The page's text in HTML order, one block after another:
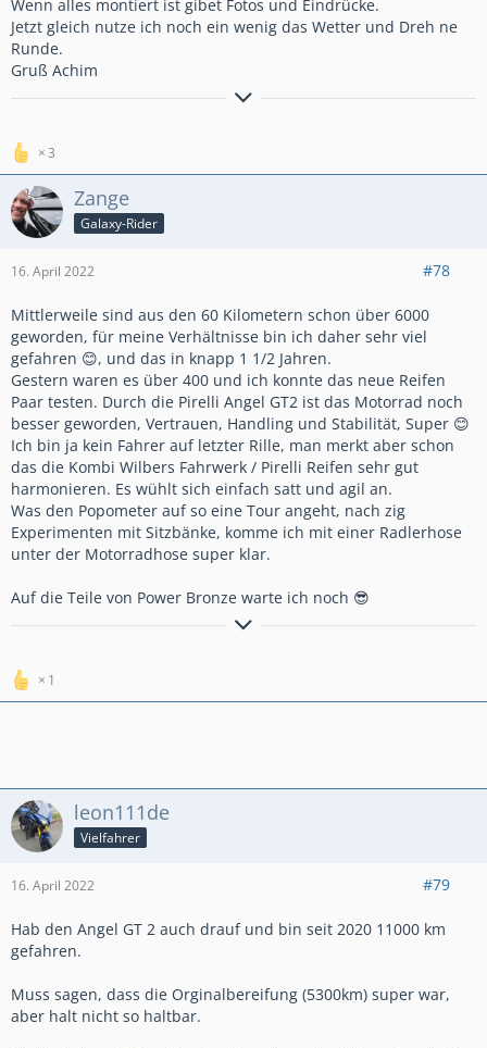
Wenn alles montiert ist gibet Fotos und Eindrücke.
Jetzt gleich nutze ich noch ein wenig das Wetter und Dreh ne
Runde.
Gruß Achim
Einer von uns beiden ist klüger als du
3
Zange
Galaxy-Rider
16. April 2022 #78
Mittlerweile sind aus den 60 Kilometern schon über 6000
geworden, für meine Verhältnisse bin ich daher sehr viel
gefahren 😊, und das in knapp 1 1/2 Jahren.
Gestern waren es über 400 und ich konnte das neue Reifen
Paar testen. Durch die Pirelli Angel GT2 ist das Motorrad noch
besser geworden, Vertrauen, Handling und Stabilität, Super 😊
Ich bin ja kein Fahrer auf letzter Rille, man merkt aber schon
das die Kombi Wilbers Fahrwerk / Pirelli Reifen sehr gut
harmonieren. Es wühlt sich einfach satt und agil an.
Was den Popometer auf so eine Tour angeht, nach zig
Experimenten mit Sitzbänke, komme ich mit einer Radlerhose
unter der Motorradhose super klar.
Auf die Teile von Power Bronze warte ich noch 😎
Einer von uns beiden ist klüger als du
1
leon111de
Vielfahrer
16. April 2022 #79
Hab den Angel GT 2 auch drauf und bin seit 2020 11000 km
gefahren.
Muss sagen, dass die Orginalbereifung (5300km) super war,
aber halt nicht so haltbar.